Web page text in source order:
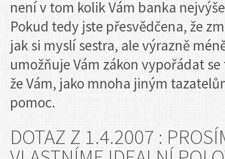
není v tom kolik Vám banka
Pokud tedy jste přesvědčena, že
jak si myslí sestra, ale výrazně
umožňuje Vám zákon vypořádat
že Vám, jako mnoha jiným
pomoc.
DOTAZ Z 1.4.2007 :